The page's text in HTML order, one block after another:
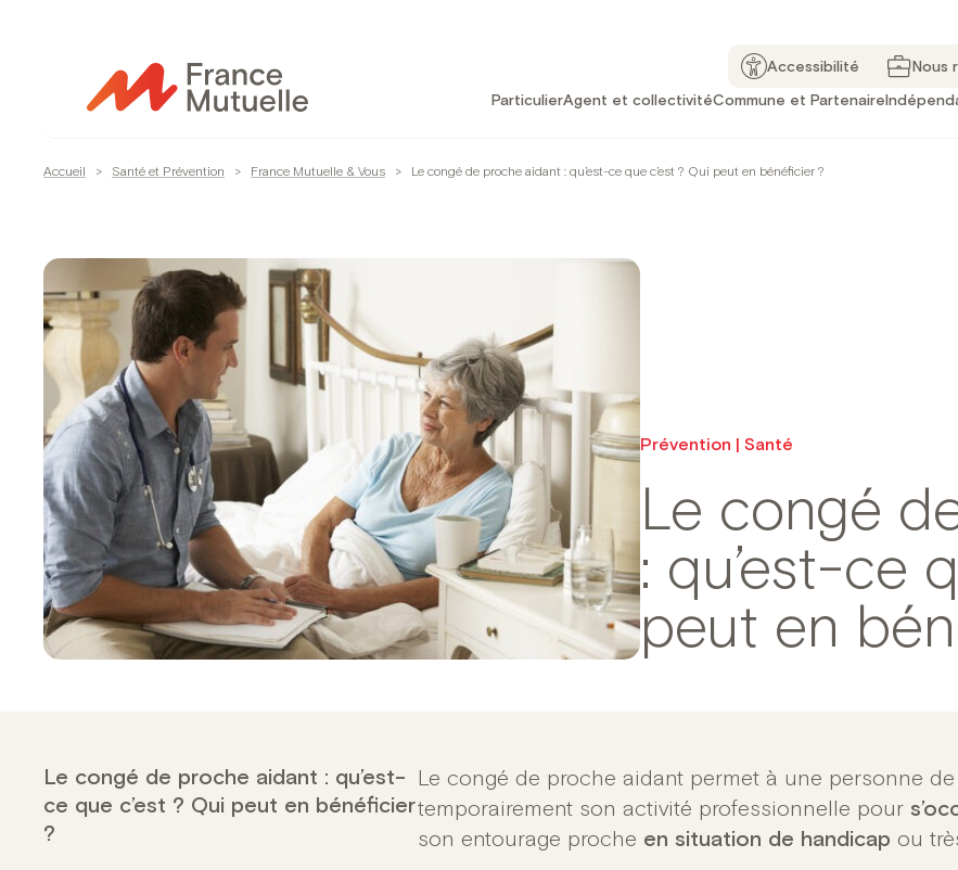
contenu
Accessibilité Nous
ParticulierAgent et collectivitéCommune et Partenaire
Accueil > Santé et Prévention > France Mutuelle & Vous > Le congé de proche aidant : qu’est-ce que c’est ? Qui peut en bénéficier ?
Prévention | Santé
Le congé
: qu’est-ce
peut en
Le congé de proche aidant : qu’est-
ce que c’est ? Qui peut en bénéficier
?
Le congé de proche aidant permet à une personne
temporairement son activité professionnelle pour
son entourage proche en situation de handicap ou